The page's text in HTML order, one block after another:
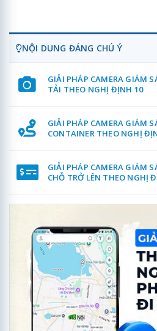
NỘI DUNG ĐÁNG CHÚ Ý
GIẢI PHÁP CAMERA GIÁM
TẢI THEO NGHỊ ĐỊNH 10
GIẢI PHÁP CAMERA GIÁM
CONTAINER THEO NGHỊ
GIẢI PHÁP CAMERA GIÁM
CHỖ TRỞ LÊN THEO NGHỊ